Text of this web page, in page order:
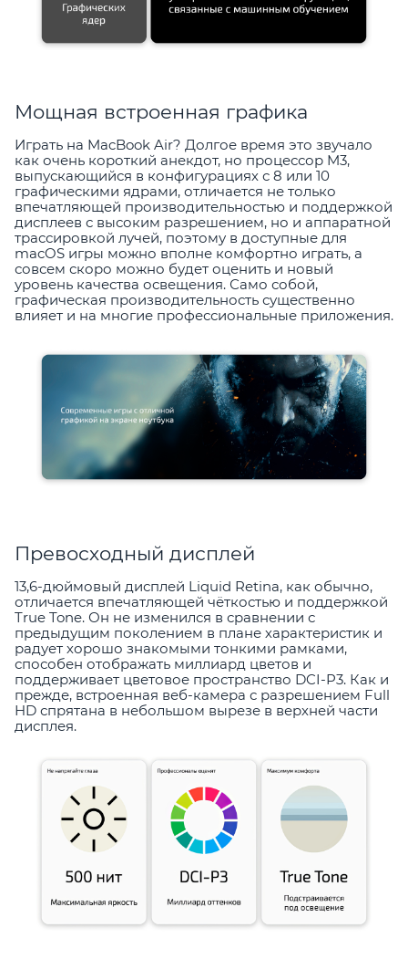
Мощная встроенная графика
Играть на MacBook Air? Долгое время это звучало
как очень короткий анекдот, но процессор M3,
выпускающийся в конфигурациях с 8 или 10
графическими ядрами, отличается не только
впечатляющей производительностью и поддержкой
дисплеев с высоким разрешением, но и аппаратной
трассировкой лучей, поэтому в доступные для
macOS игры можно вполне комфортно играть, а
совсем скоро можно будет оценить и новый
уровень качества освещения. Само собой,
графическая производительность существенно
влияет и на многие профессиональные приложения.
Превосходный дисплей
13,6-дюймовый дисплей Liquid Retina, как обычно,
отличается впечатляющей чёткостью и поддержкой
True Tone. Он не изменился в сравнении с
предыдущим поколением в плане характеристик и
радует хорошо знакомыми тонкими рамками,
способен отображать миллиард цветов и
поддерживает цветовое пространство DCI-P3. Как и
прежде, встроенная веб-камера с разрешением Full
HD спрятана в небольшом вырезе в верхней части
дисплея.